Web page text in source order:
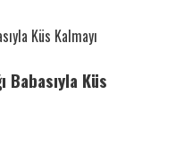
Babasıyla Küs